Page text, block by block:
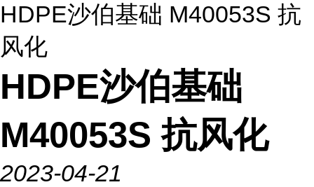
HDPE沙伯基础 M40053S 抗
风化
HDPE沙伯基础
M40053S 抗风化
2023-04-21